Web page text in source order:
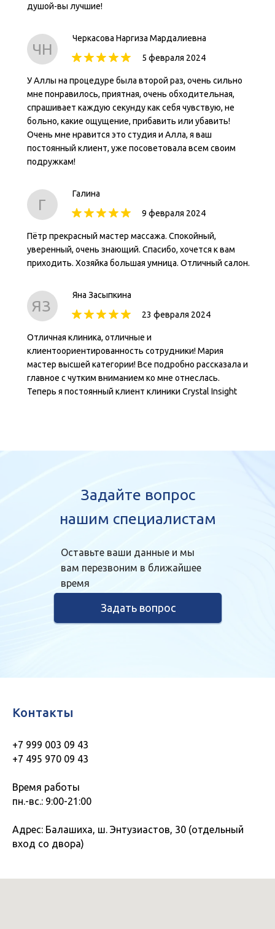
душой-вы лучшие!
Пётр прекрасный мастер массажа. Спокойный,
уверенный, очень знающий. Спасибо, хочется к вам
приходить. Хозяйка большая умница. Отличный салон.
9 февраля 2024
Галина
Г
У Аллы на процедуре была второй раз, очень сильно
мне понравилось, приятная, очень обходительная,
спрашивает каждую секунду как себя чувствую, не
больно, какие ощущение, прибавить или убавить!
Очень мне нравится это студия и Алла, я ваш
постоянный клиент, уже посоветовала всем своим
подружкам!
5 февраля 2024
Черкасова Наргиза Мардалиевна
ЧН
Отличная клиника, отличные и
клиентоориентированность сотрудники! Мария
мастер высшей категории! Все подробно рассказала и
главное с чутким вниманием ко мне отнеслась.
Теперь я постоянный клиент клиники Crystal Insight
23 февраля 2024
Яна Засыпкина
ЯЗ
Задать вопрос
Задайте вопрос
нашим специалистам
Оставьте ваши данные и мы
вам перезвоним в ближайшее
время
Контакты
+7 999 003 09 43
+7 495 970 09 43
Время работы
пн.-вс.: 9:00-21:00
Адрес: Балашиха, ш. Энтузиастов, 30 (отдельный
вход со двора)